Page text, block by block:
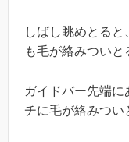
しばし眺めとる
も毛が絡みついと
ガイドバー先端
チに毛が絡みつい